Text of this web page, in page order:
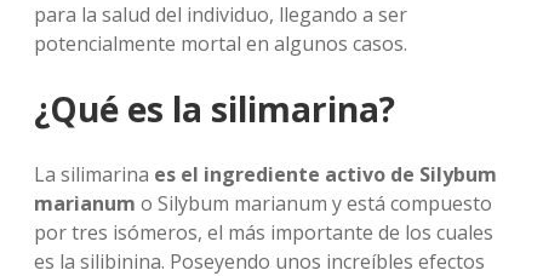
para la salud del individuo, llegando a ser
potencialmente mortal en algunos casos.
¿Qué es la silimarina?
La silimarina es el ingrediente activo de Silybum
marianum o Silybum marianum y está compuesto
por tres isómeros, el más importante de los cuales
es la silibinina. Poseyendo unos increíbles efectos